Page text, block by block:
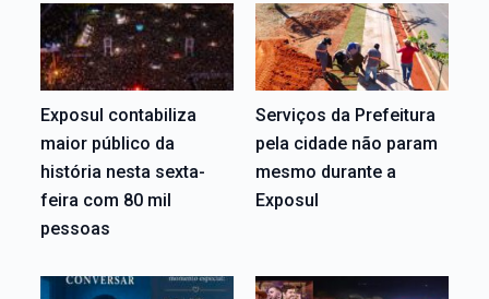
Exposul contabiliza
maior público da
história nesta sexta-
feira com 80 mil
pessoas
Serviços da Prefeitura
pela cidade não param
mesmo durante a
Exposul